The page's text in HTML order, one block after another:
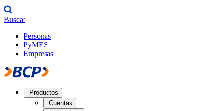
Buscar
Personas
PyMES
Empresas
Productos
Cuentas